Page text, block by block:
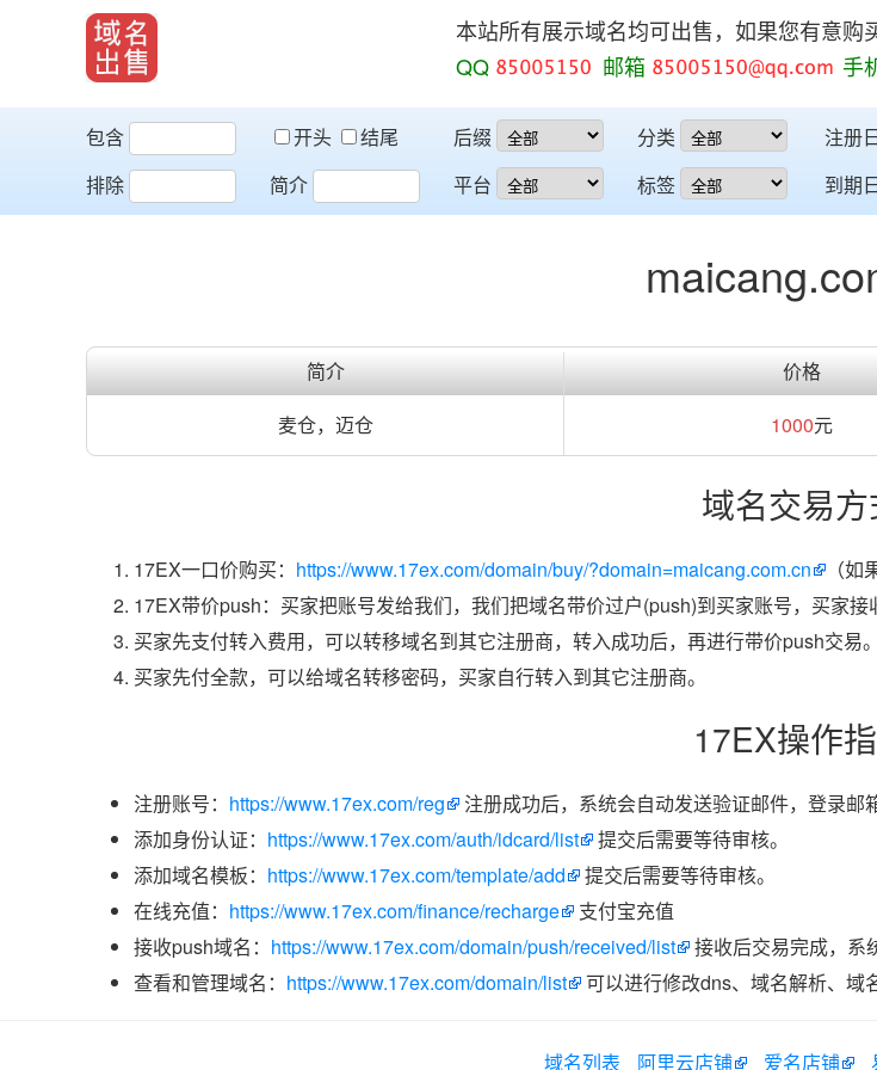
本站所有展示域名均可出售，如果您有意购
QQ
邮箱 手
包含 开头
结尾
排除
简介
后缀
平台
分类
标签
注册
到期
简介 价格
麦仓，迈仓
1000元
域名交易
17EX一口价购买： https://www.17ex.com/domain/buy/?domain=maicang.com.cn
（
17EX带价push：买家把账号发给我们，我们把域名带价过户(push)到买家账号，买家接
买家先支付转入费用，可以转移域名到其它注册商，转入成功后，再进行带价push交易。
买家先付全款，可以给域名转移密码，买家自行转入到其它注册商。
17EX操作
注册账号： https://www.17ex.com/reg
注册成功后，系统会自动发送验证邮件，登录邮
添加身份认证： https://www.17ex.com/auth/idcard/list
提交后需要等待审核。
添加域名模板： https://www.17ex.com/template/add
提交后需要等待审核。
在线充值： https://www.17ex.com/finance/recharge
支付宝充值
接收push域名： https://www.17ex.com/domain/push/received/list
接收后交易完成，系
查看和管理域名： https://www.17ex.com/domain/list 可以进行修改dns、域名解析、域
域名列表 阿里云店铺 爱名店铺